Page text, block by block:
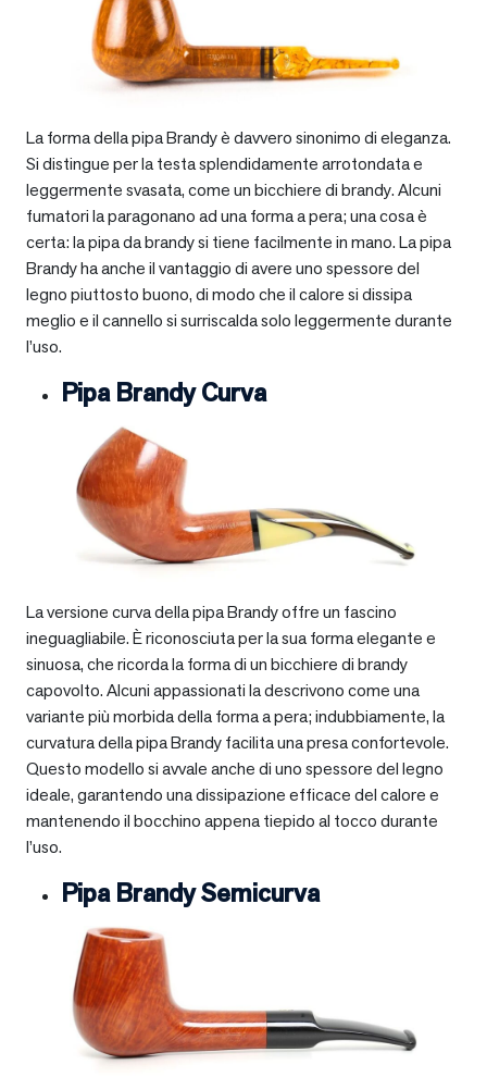
La forma della pipa Brandy è davvero sinonimo di eleganza.
Si distingue per la testa splendidamente arrotondata e
leggermente svasata, come un bicchiere di brandy. Alcuni
fumatori la paragonano ad una forma a pera; una cosa è
certa: la pipa da brandy si tiene facilmente in mano. La pipa
Brandy ha anche il vantaggio di avere uno spessore del
legno piuttosto buono, di modo che il calore si dissipa
meglio e il cannello si surriscalda solo leggermente durante
l’uso.
Pipa Brandy Curva
La versione curva della pipa Brandy offre un fascino
ineguagliabile. È riconosciuta per la sua forma elegante e
sinuosa, che ricorda la forma di un bicchiere di brandy
capovolto. Alcuni appassionati la descrivono come una
variante più morbida della forma a pera; indubbiamente, la
curvatura della pipa Brandy facilita una presa confortevole.
Questo modello si avvale anche di uno spessore del legno
ideale, garantendo una dissipazione efficace del calore e
mantenendo il bocchino appena tiepido al tocco durante
l’uso.
Pipa Brandy Semicurva